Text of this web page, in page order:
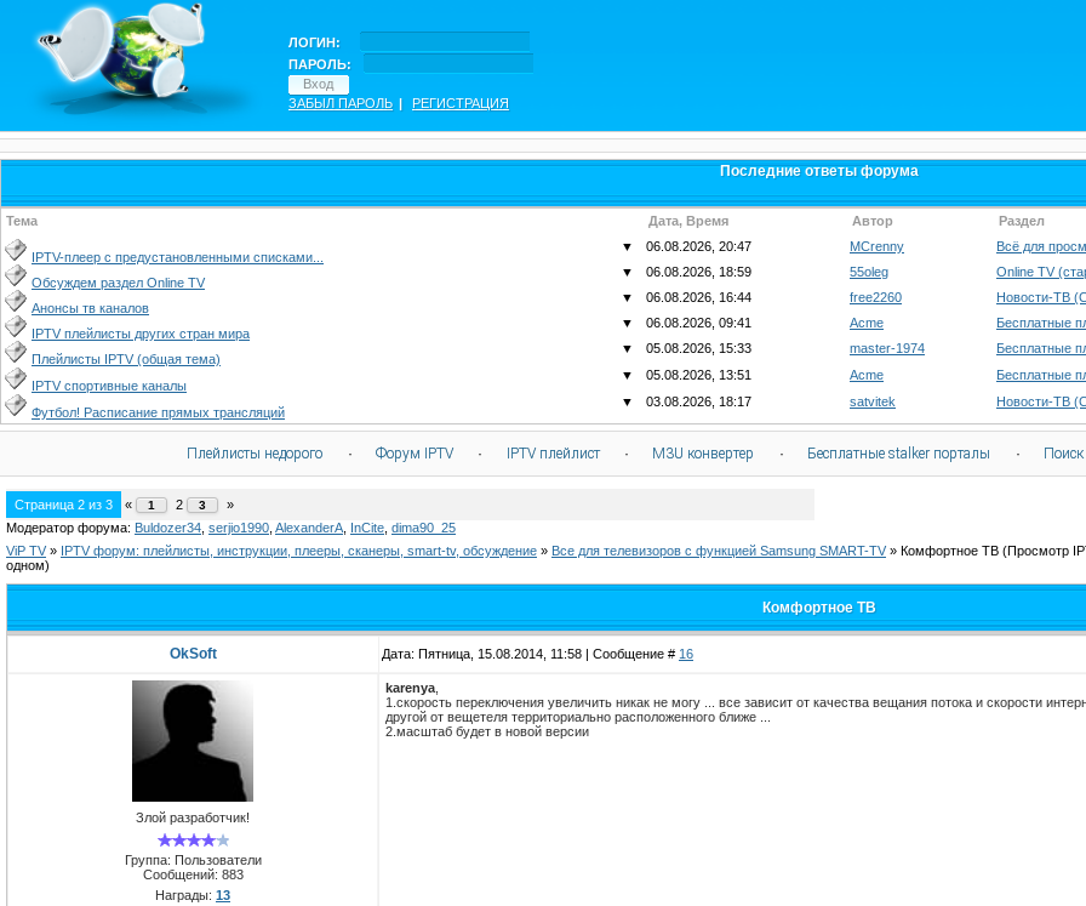
ЛОГИН:
ПАРОЛЬ:
ЗАБЫЛ ПАРОЛЬ | РЕГИСТРАЦИЯ
Последние ответы форума
Тема Дата, Время Автор Раздел
IPTV-плеер с предустановленными списками...
▼ 06.08.2026, 20:47 MCrenny Всё для
Обсуждем раздел Online TV
▼ 06.08.2026, 18:59 55oleg Online TV
Анонсы тв каналов
▼ 06.08.2026, 16:44 free2260 Новости-ТВ
IPTV плейлисты других стран мира
▼ 06.08.2026, 09:41 Acme Бесплатные
Плейлисты IPTV (общая тема)
▼ 05.08.2026, 15:33 master-1974 Бесплатные
IPTV спортивные каналы
▼ 05.08.2026, 13:51 Acme Бесплатные
Футбол! Расписание прямых трансляций
▼ 03.08.2026, 18:17 satvitek Новости-ТВ
Плейлисты недорого · Форум IPTV · IPTV плейлист · M3U конвертер · Бесплатные stalker порталы · Поиск
Страница 2 из 3 « 1 2 3
»
Модератор форума: Buldozer34 serjio1990 AlexanderA InCite dima90_25
ViP TV » IPTV форум: плейлисты, инструкции, плееры, сканеры, smart-tv, обсуждение » Все для телевизоров с функцией Samsung SMART-TV » Комфортное ТВ (Просмотр
одном)
Комфортное ТВ
OkSoft Дата: Пятница, 15.08.2014, 11:58 | Сообщение # 16
Злой разработчик!
Группа: Пользователи
Сообщений: 883
Награды: 13
karenya
1.скорость переключения увеличить никак не могу ... все зависит от качества вещания потока и скорости
другой от вещетеля территориально расположенного ближе ...
2.масштаб будет в новой версии